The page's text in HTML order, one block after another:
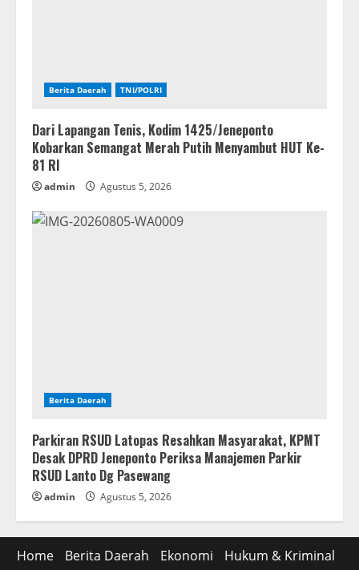
Berita Daerah TNI/POLRI
Dari Lapangan Tenis, Kodim 1425/Jeneponto
Kobarkan Semangat Merah Putih Menyambut HUT Ke-
81 RI
admin Agustus 5, 2026
Berita Daerah
Parkiran RSUD Latopas Resahkan Masyarakat, KPMT
Desak DPRD Jeneponto Periksa Manajemen Parkir
RSUD Lanto Dg Pasewang
admin Agustus 5, 2026
Home Berita Daerah Ekonomi
Hukum & Kriminal